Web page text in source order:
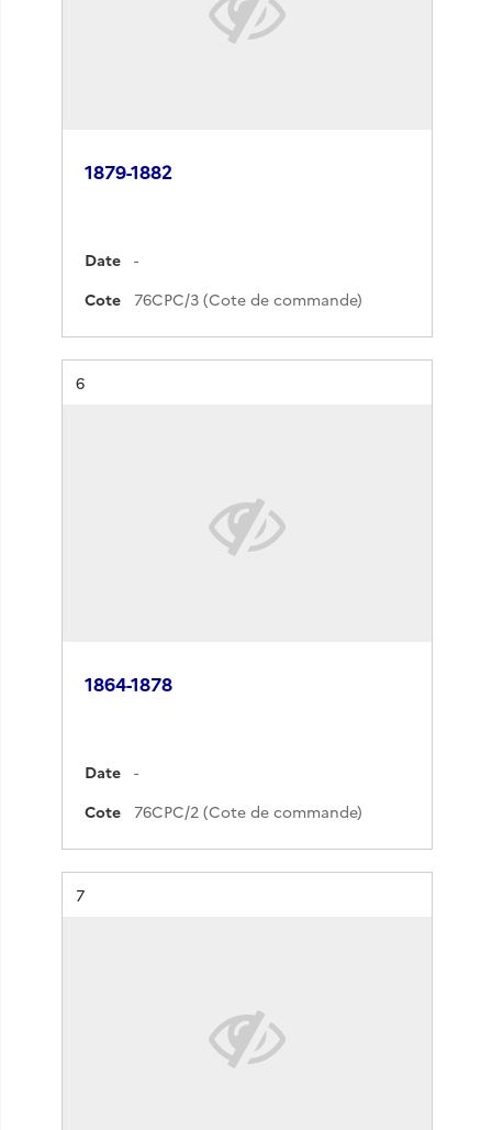
1879-1882
Date
-
Cote
76CPC/3 (Cote de commande)
Résultat n°
6
1864-1878
Date
-
Cote
76CPC/2 (Cote de commande)
Résultat n°
7